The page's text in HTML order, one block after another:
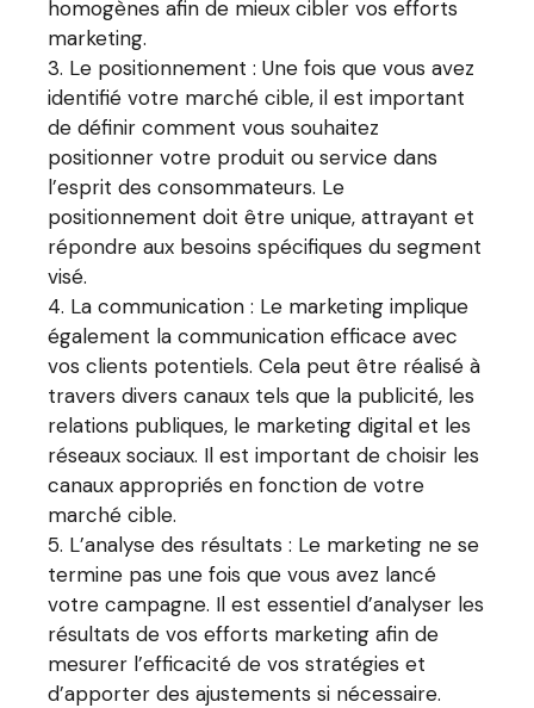
homogènes afin de mieux cibler vos efforts
marketing.
Le positionnement : Une fois que vous avez
identifié votre marché cible, il est important
de définir comment vous souhaitez
positionner votre produit ou service dans
l’esprit des consommateurs. Le
positionnement doit être unique, attrayant et
répondre aux besoins spécifiques du segment
visé.
La communication : Le marketing implique
également la communication efficace avec
vos clients potentiels. Cela peut être réalisé à
travers divers canaux tels que la publicité, les
relations publiques, le marketing digital et les
réseaux sociaux. Il est important de choisir les
canaux appropriés en fonction de votre
marché cible.
L’analyse des résultats : Le marketing ne se
termine pas une fois que vous avez lancé
votre campagne. Il est essentiel d’analyser les
résultats de vos efforts marketing afin de
mesurer l’efficacité de vos stratégies et
d’apporter des ajustements si nécessaire.